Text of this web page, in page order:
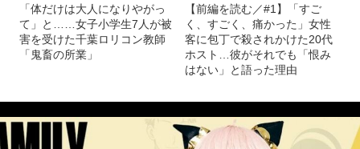
「体だけは大人になりやがっ
て」と……女子小学生7人が被
害を受けた千葉ロリコン教師
「鬼畜の所業」
【前編を読む／#1】「すご
く、すごく、痛かった」女性
客に包丁で殺されかけた20代
ホスト…彼がそれでも「恨み
はない」と語った理由